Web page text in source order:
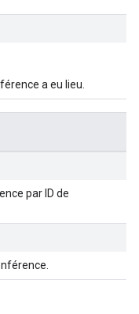
a eu lieu.
par ID de